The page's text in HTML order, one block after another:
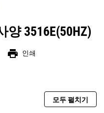
3516E(50HZ)
print 인쇄
모두 펼치기